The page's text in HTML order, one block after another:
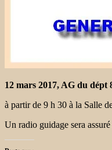
12 mars 2017, AG du dépt
à partir de 9 h 30 à la Salle
Un radio guidage sera